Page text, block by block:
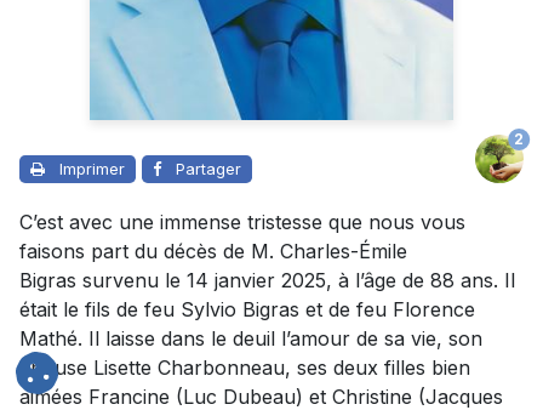
Imprimer Partager
2
C’est avec une immense tristesse que nous vous
faisons part du décès de M. Charles-Émile
Bigras survenu le 14 janvier 2025, à l’âge de 88 ans. Il
était le fils de feu Sylvio Bigras et de feu Florence
Mathé. Il laisse dans le deuil l’amour de sa vie, son
épouse Lisette Charbonneau, ses deux filles bien
aimées Francine (Luc Dubeau) et Christine (Jacques